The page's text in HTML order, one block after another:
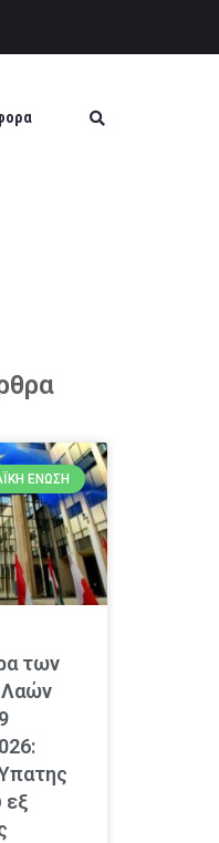
ΈΝΩΣΗ
των